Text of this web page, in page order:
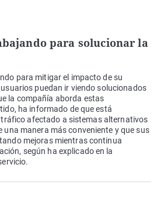
para solucionar la
para mitigar el impacto de su
puedan ir viendo solucionados
la compañía aborda estas
ha informado de que está
afectado a sistemas alternativos
una manera más conveniente y que sus
mejoras mientras continua
según ha explicado en la